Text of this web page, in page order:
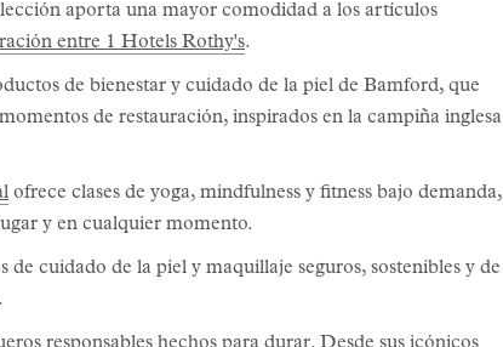
aporta una mayor comodidad a los artículos
entre 1 Hotels Rothy's.
de bienestar y cuidado de la piel de Bamford, que
de restauración, inspirados en la campiña inglesa
ofrece clases de yoga, mindfulness y fitness bajo demanda,
y en cualquier momento.
de cuidado de la piel y maquillaje seguros, sostenibles y de